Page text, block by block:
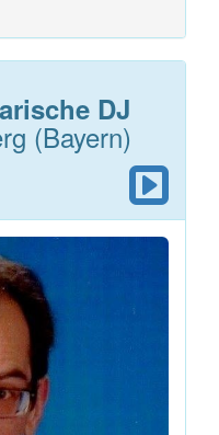
DJ
(Bayern)